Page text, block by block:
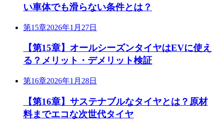
い車体でも滑らない条件とは？
第15章2026年1月27日
【第15章】オールシーズンタイヤはEVに使え
る？メリット・デメリット検証
第16章2026年1月28日
【第16章】サステナブルなタイヤとは？原材
料までエコな次世代タイヤ